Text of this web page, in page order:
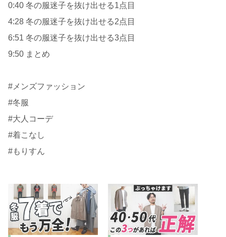
0:40 冬の服迷子を抜け出せる1点目
4:28 冬の服迷子を抜け出せる2点目
6:51 冬の服迷子を抜け出せる3点目
9:50 まとめ
#メンズファッション
#冬服
#大人コーデ
#着こなし
#もりすん